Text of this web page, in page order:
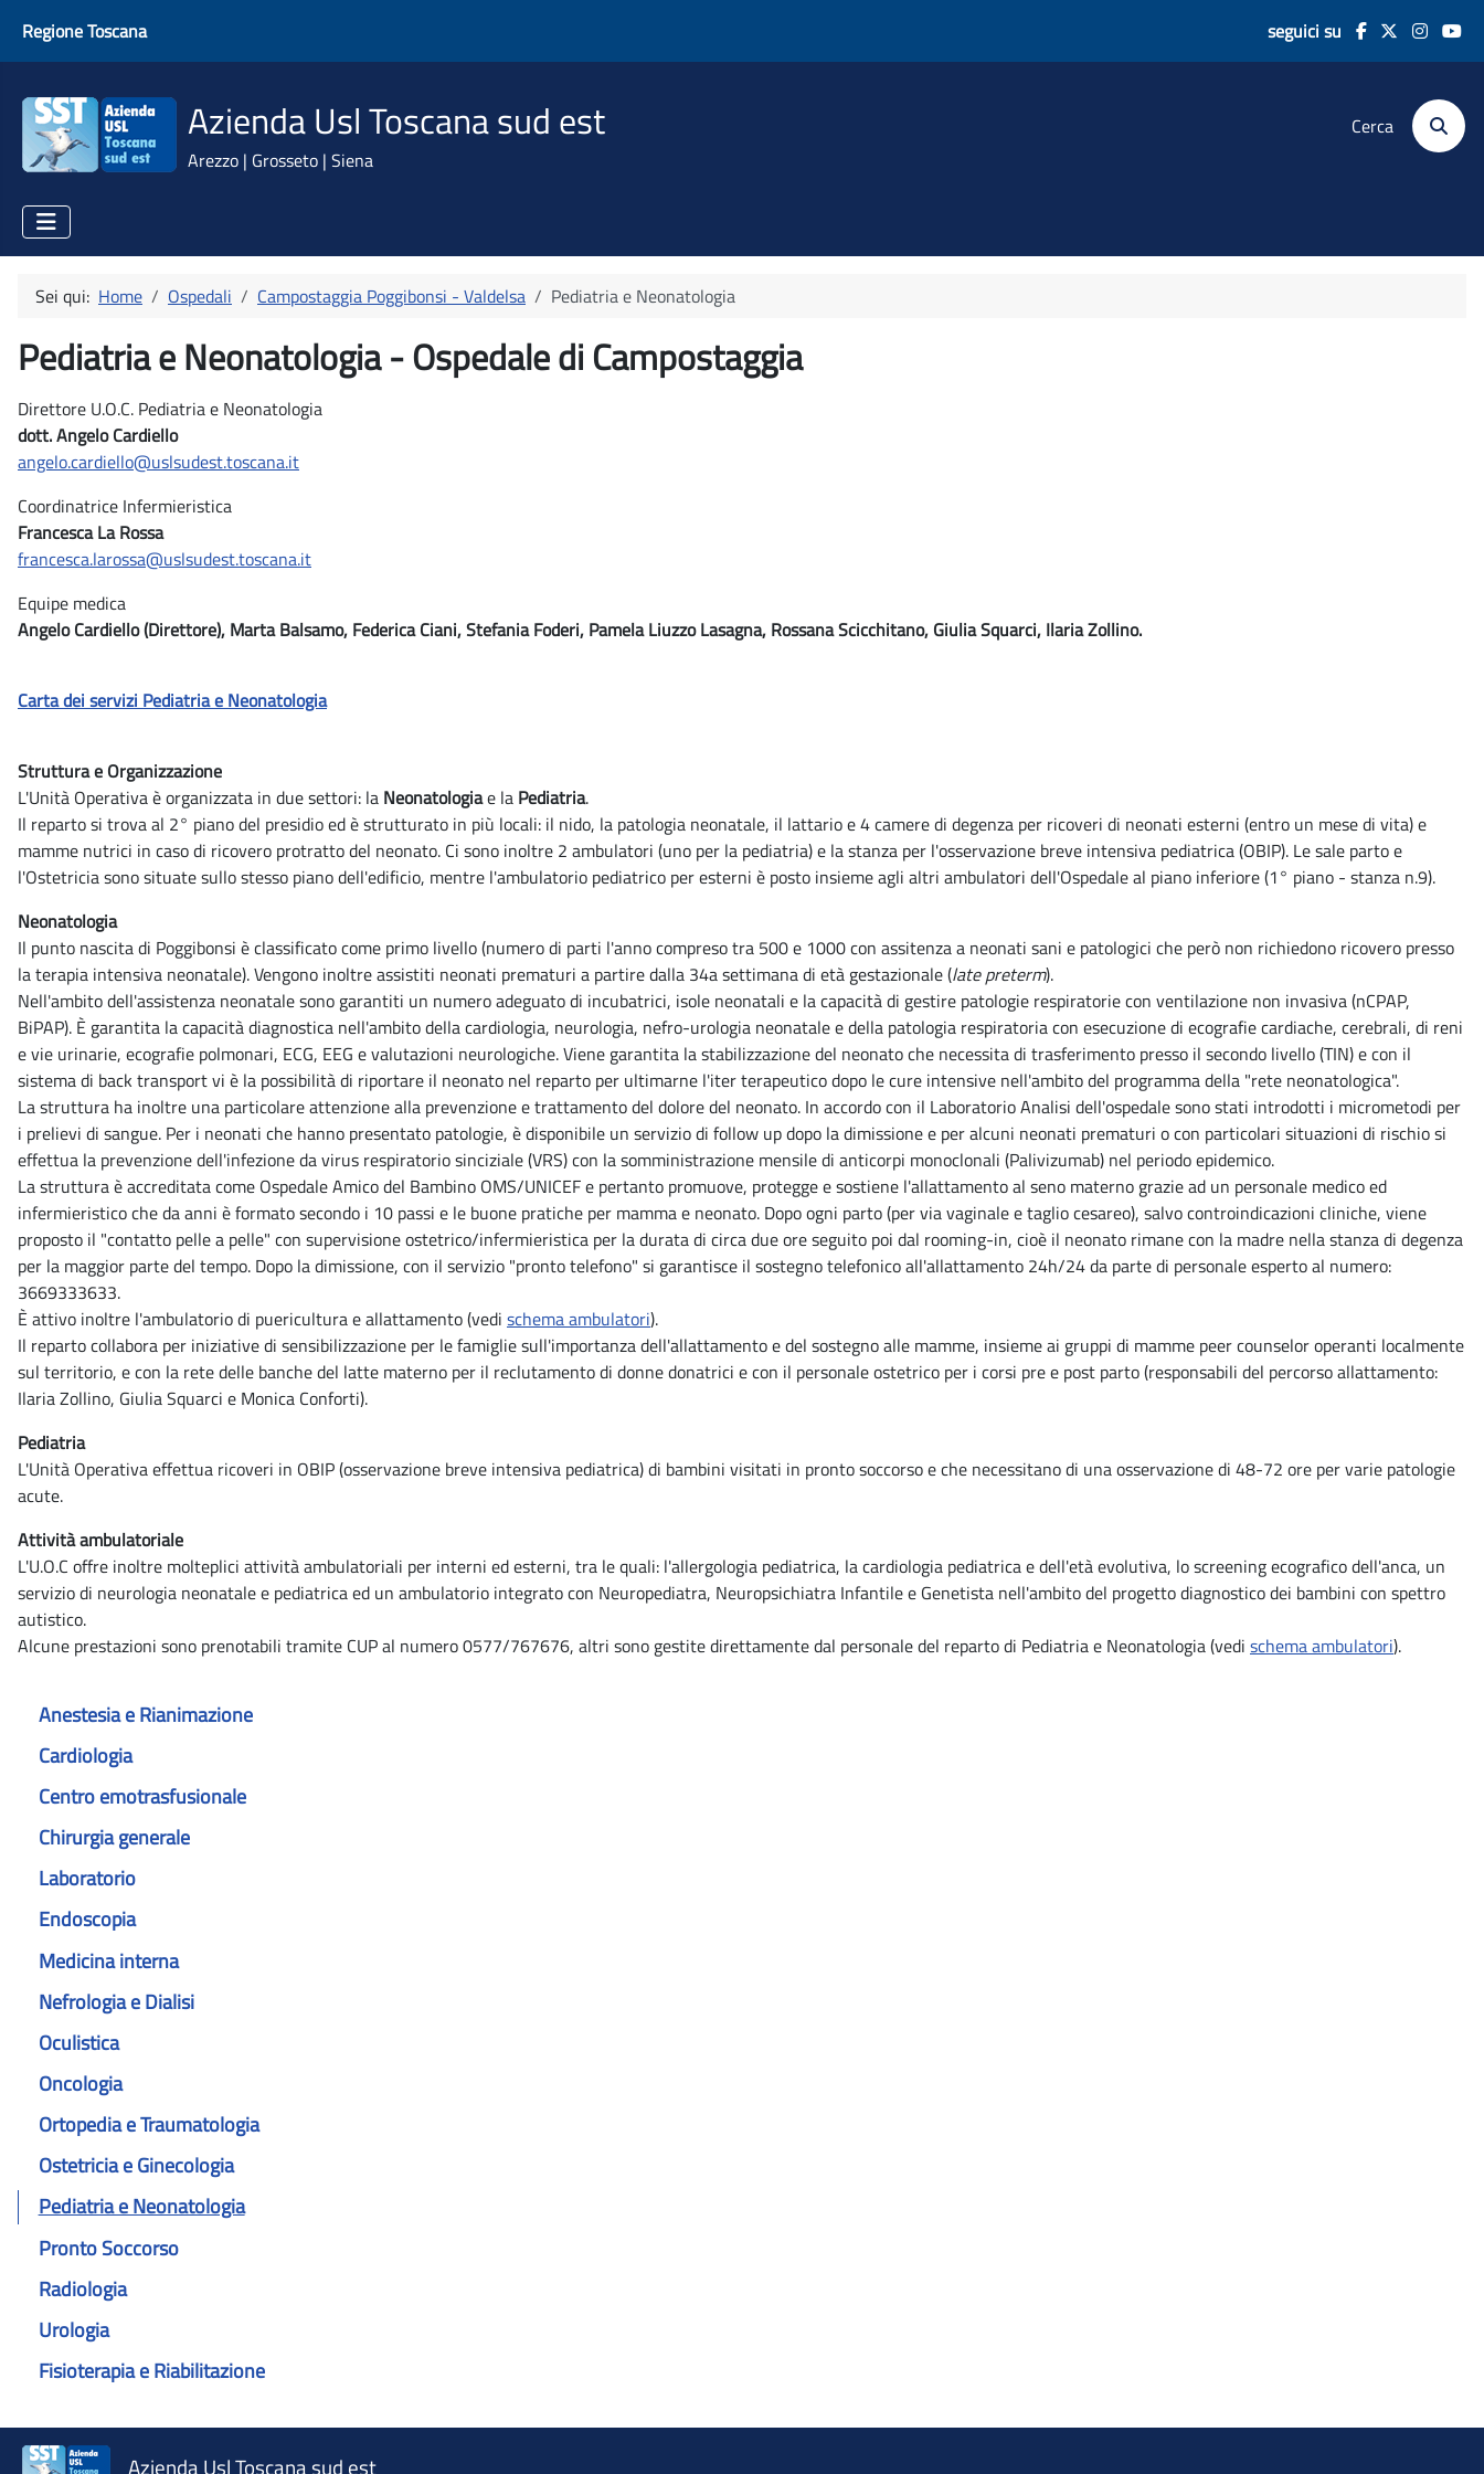
Regione Toscana seguici su
Azienda Usl Toscana sud est
Arezzo | Grosseto | Siena
Cerca
Anestesia e Rianimazione
Cardiologia
Centro emotrasfusionale
Chirurgia generale
Laboratorio
Endoscopia
Medicina interna
Nefrologia e Dialisi
Oculistica
Oncologia
Ortopedia e Traumatologia
Ostetricia e Ginecologia
Pediatria e Neonatologia
Pronto Soccorso
Radiologia
Urologia
Fisioterapia e Riabilitazione
Sei qui: Home Ospedali Campostaggia Poggibonsi - Valdelsa Pediatria e Neonatologia
Pediatria e Neonatologia - Ospedale di Campostaggia
Direttore U.O.C. Pediatria e Neonatologia
dott. Angelo Cardiello
angelo.cardiello@uslsudest.toscana.it
Coordinatrice Infermieristica
Francesca La Rossa
francesca.larossa@uslsudest.toscana.it
Equipe medica
Angelo Cardiello (Direttore), Marta Balsamo, Federica Ciani, Stefania Foderi, Pamela Liuzzo Lasagna, Rossana Scicchitano, Giulia Squarci, Ilaria Zollino.
Carta dei servizi Pediatria e Neonatologia
Struttura e Organizzazione
L'Unità Operativa è organizzata in due settori: la Neonatologiae la Pediatria.
Il reparto si trova al 2° piano del presidio ed è strutturato in più locali: il nido, la patologia neonatale, il lattario e 4 camere di degenza per ricoveri di neonati esterni (entro un mese di vita) e
mamme nutrici in caso di ricovero protratto del neonato. Ci sono inoltre 2 ambulatori (uno per la pediatria) e la stanza per l'osservazione breve intensiva pediatrica (OBIP). Le sale parto e
l'Ostetricia sono situate sullo stesso piano dell'edificio, mentre l'ambulatorio pediatrico per esterni è posto insieme agli altri ambulatori dell'Ospedale al piano inferiore (1° piano - stanza n.9).
Neonatologia
Il punto nascita di Poggibonsi è classificato come primo livello (numero di parti l'anno compreso tra 500 e 1000 con assitenza a neonati sani e patologici che però non richiedono ricovero presso
la terapia intensiva neonatale). Vengono inoltre assistiti neonati prematuri a partire dalla 34a settimana di età gestazionale (late preterm).
Nell'ambito dell'assistenza neonatale sono garantiti un numero adeguato di incubatrici, isole neonatali e la capacità di gestire patologie respiratorie con ventilazione non invasiva (nCPAP,
BiPAP). È garantita la capacità diagnostica nell'ambito della cardiologia, neurologia, nefro-urologia neonatale e della patologia respiratoria con esecuzione di ecografie cardiache, cerebrali, di reni
e vie urinarie, ecografie polmonari, ECG, EEG e valutazioni neurologiche. Viene garantita la stabilizzazione del neonato che necessita di trasferimento presso il secondo livello (TIN) e con il
sistema di back transport vi è la possibilità di riportare il neonato nel reparto per ultimarne l'iter terapeutico dopo le cure intensive nell'ambito del programma della "rete neonatologica".
La struttura ha inoltre una particolare attenzione alla prevenzione e trattamento del dolore del neonato. In accordo con il Laboratorio Analisi dell'ospedale sono stati introdotti i micrometodi per
i prelievi di sangue. Per i neonati che hanno presentato patologie, è disponibile un servizio di follow up dopo la dimissione e per alcuni neonati prematuri o con particolari situazioni di rischio si
effettua la prevenzione dell'infezione da virus respiratorio sinciziale (VRS) con la somministrazione mensile di anticorpi monoclonali (Palivizumab) nel periodo epidemico.
La struttura è accreditata come Ospedale Amico del Bambino OMS/UNICEF e pertanto promuove, protegge e sostiene l'allattamento al seno materno grazie ad un personale medico ed
infermieristico che da anni è formato secondo i 10 passi e le buone pratiche per mamma e neonato. Dopo ogni parto (per via vaginale e taglio cesareo), salvo controindicazioni cliniche, viene
proposto il "contatto pelle a pelle" con supervisione ostetrico/infermieristica per la durata di circa due ore seguito poi dal rooming-in, cioè il neonato rimane con la madre nella stanza di degenza
per la maggior parte del tempo. Dopo la dimissione, con il servizio "pronto telefono" si garantisce il sostegno telefonico all'allattamento 24h/24 da parte di personale esperto al numero:
3669333633.
È attivo inoltre l'ambulatorio di puericultura e allattamento (vedi schema ambulatori).
Il reparto collabora per iniziative di sensibilizzazione per le famiglie sull'importanza dell'allattamento e del sostegno alle mamme, insieme ai gruppi di mamme peer counselor operanti localmente
sul territorio, e con la rete delle banche del latte materno per il reclutamento di donne donatrici e con il personale ostetrico per i corsi pre e post parto (responsabili del percorso allattamento:
Ilaria Zollino, Giulia Squarci e Monica Conforti).
Pediatria
L'Unità Operativa effettua ricoveri in OBIP (osservazione breve intensiva pediatrica) di bambini visitati in pronto soccorso e che necessitano di una osservazione di 48-72 ore per varie patologie
acute.
Attività ambulatoriale
L'U.O.C offre inoltre molteplici attività ambulatoriali per interni ed esterni, tra le quali: l'allergologia pediatrica, la cardiologia pediatrica e dell'età evolutiva, lo screening ecografico dell'anca, un
servizio di neurologia neonatale e pediatrica ed un ambulatorio integrato con Neuropediatra, Neuropsichiatra Infantile e Genetista nell'ambito del progetto diagnostico dei bambini con spettro
autistico.
Alcune prestazioni sono prenotabili tramite CUP al numero 0577/767676, altri sono gestite direttamente dal personale del reparto di Pediatria e Neonatologia (vedi schema ambulatori).
Azienda Usl Toscana sud est